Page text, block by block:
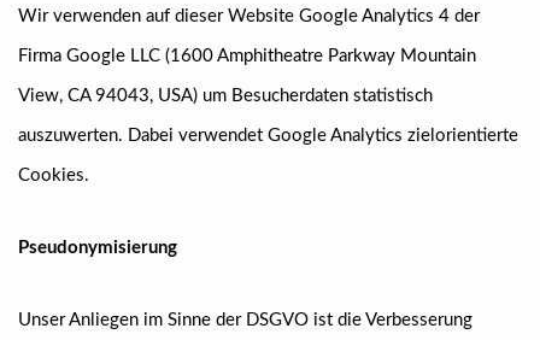
Wir verwenden auf dieser Website Google Analytics 4 der
Firma Google LLC (1600 Amphitheatre Parkway Mountain
View, CA 94043, USA) um Besucherdaten statistisch
auszuwerten. Dabei verwendet Google Analytics zielorientierte
Cookies.
Pseudonymisierung
Unser Anliegen im Sinne der DSGVO ist die Verbesserung